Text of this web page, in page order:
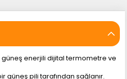
enerjili dijital termometre ve
güneş pili tarafından sağlanır.